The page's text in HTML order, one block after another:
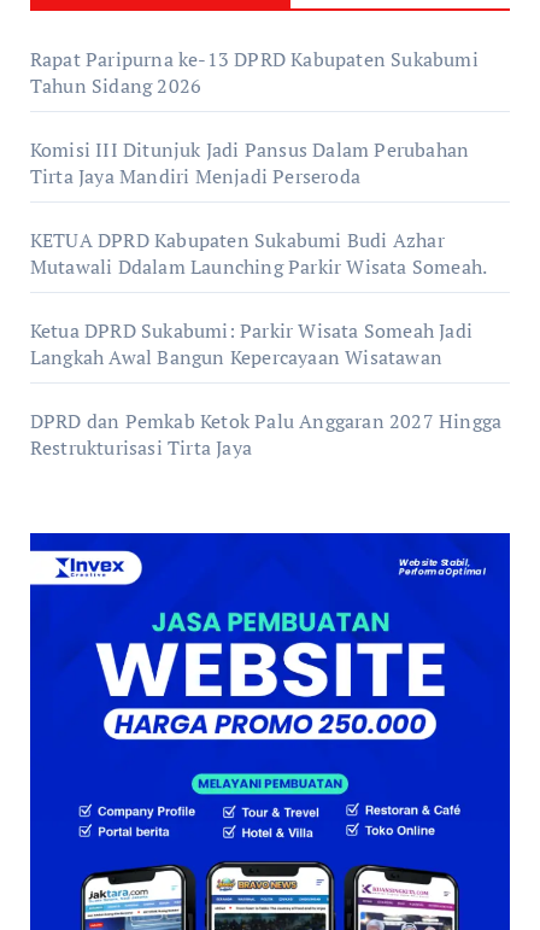
Rapat Paripurna ke-13 DPRD Kabupaten Sukabumi
Tahun Sidang 2026
Komisi III Ditunjuk Jadi Pansus Dalam Perubahan
Tirta Jaya Mandiri Menjadi Perseroda
KETUA DPRD Kabupaten Sukabumi Budi Azhar
Mutawali Ddalam Launching Parkir Wisata Someah.
Ketua DPRD Sukabumi: Parkir Wisata Someah Jadi
Langkah Awal Bangun Kepercayaan Wisatawan
DPRD dan Pemkab Ketok Palu Anggaran 2027 Hingga
Restrukturisasi Tirta Jaya